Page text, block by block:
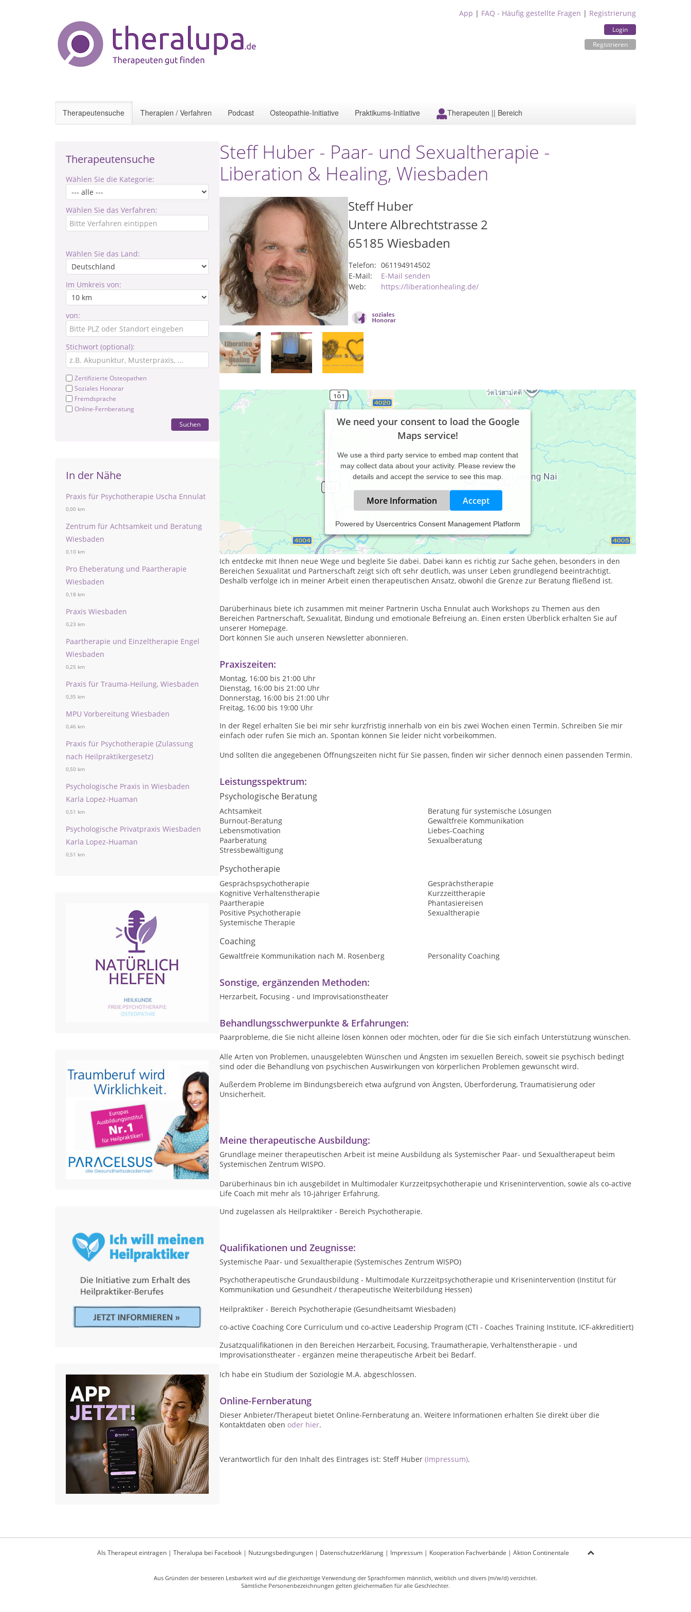
App | FAQ - Häufig gestellte Fragen | Registrierung
Login
Registrieren
Therapeutensuche Therapien / Verfahren Podcast Osteopathie-Initiative Praktikums-Initiative Therapeuten || Bereich
Therapeutensuche
Wählen Sie die Kategorie:
Wählen Sie das Verfahren:
Wählen Sie das Land:
Im Umkreis von:
von:
Stichwort (optional):
Zertifizierte Osteopathen
Soziales Honorar
Fremdsprache
Online-Fernberatung
Suchen
In der Nähe
Praxis für Psychotherapie Uscha Ennulat
0,00 km
Zentrum für Achtsamkeit und Beratung
Wiesbaden
0,10 km
Pro Eheberatung und Paartherapie
Wiesbaden
0,18 km
Praxis Wiesbaden
0,23 km
Paartherapie und Einzeltherapie Engel
Wiesbaden
0,25 km
Praxis für Trauma-Heilung, Wiesbaden
0,35 km
MPU Vorbereitung Wiesbaden
0,46 km
Praxis für Psychotherapie (Zulassung
nach Heilpraktikergesetz)
0,50 km
Psychologische Praxis in Wiesbaden
Karla Lopez-Huaman
0,51 km
Psychologische Privatpraxis Wiesbaden
Karla Lopez-Huaman
0,51 km
Steff Huber - Paar- und Sexualtherapie -
Liberation & Healing, Wiesbaden
Steff Huber
Untere Albrechtstrasse 2
65185 Wiesbaden
Telefon: 061194914502
E-Mail:
E-Mail senden
Web:
https://liberationhealing.de/
We need your consent to load the Google
Maps service!
We use a third party service to embed map content that
may collect data about your activity. Please review the
details and accept the service to see this map.
More Information Accept
Powered by Usercentrics Consent Management Platform
Wenn das Glück aus Ihrem Beziehungs- und Sexualleben verschwunden ist, dann wird es Zeit mit der richtigen
Unterstützung wieder auf die Suche danach zu gehen.
Ich entdecke mit Ihnen neue Wege und begleite Sie dabei. Dabei kann es richtig zur Sache gehen, besonders in den
Bereichen Sexualität und Partnerschaft zeigt sich oft sehr deutlich, was unser Leben grundlegend beeinträchtigt.
Deshalb verfolge ich in meiner Arbeit einen therapeutischen Ansatz, obwohl die Grenze zur Beratung fließend ist.
Darüberhinaus biete ich zusammen mit meiner Partnerin Uscha Ennulat auch Workshops zu Themen aus den
Bereichen Partnerschaft, Sexualität, Bindung und emotionale Befreiung an. Einen ersten Überblick erhalten Sie auf
unserer Homepage.
Dort können Sie auch unseren Newsletter abonnieren.
Praxiszeiten:
Montag, 16:00 bis 21:00 Uhr
Dienstag, 16:00 bis 21:00 Uhr
Donnerstag, 16:00 bis 21:00 Uhr
Freitag, 16:00 bis 19:00 Uhr
In der Regel erhalten Sie bei mir sehr kurzfristig innerhalb von ein bis zwei Wochen einen Termin. Schreiben Sie mir
einfach oder rufen Sie mich an. Spontan können Sie leider nicht vorbeikommen.
Und sollten die angegebenen Öffnungszeiten nicht für Sie passen, finden wir sicher dennoch einen passenden Termin.
Leistungsspektrum:
Psychologische Beratung
Achtsamkeit
Beratung für systemische Lösungen
Burnout-Beratung
Gewaltfreie Kommunikation
Lebensmotivation
Liebes-Coaching
Paarberatung
Sexualberatung
Stressbewältigung
Psychotherapie
Gesprächspsychotherapie
Gesprächstherapie
Kognitive Verhaltenstherapie
Kurzzeittherapie
Paartherapie
Phantasiereisen
Positive Psychotherapie
Sexualtherapie
Systemische Therapie
Coaching
Gewaltfreie Kommunikation nach M. Rosenberg Personality Coaching
Sonstige, ergänzenden Methoden:
Herzarbeit, Focusing - und Improvisationstheater
Behandlungsschwerpunkte & Erfahrungen:
Paarprobleme, die Sie nicht alleine lösen können oder möchten, oder für die Sie sich einfach Unterstützung wünschen.
Alle Arten von Problemen, unausgelebten Wünschen und Ängsten im sexuellen Bereich, soweit sie psychisch bedingt
sind oder die Behandlung von psychischen Auswirkungen von körperlichen Problemen gewünscht wird.
Außerdem Probleme im Bindungsbereich etwa aufgrund von Ängsten, Überforderung, Traumatisierung oder
Unsicherheit.
Meine therapeutische Ausbildung:
Grundlage meiner therapeutischen Arbeit ist meine Ausbildung als Systemischer Paar- und Sexualtherapeut beim
Systemischen Zentrum WISPO.
Darüberhinaus bin ich ausgebildet in Multimodaler Kurzzeitpsychotherapie und Krisenintervention, sowie als co-active
Life Coach mit mehr als 10-jähriger Erfahrung.
Und zugelassen als Heilpraktiker - Bereich Psychotherapie.
Qualifikationen und Zeugnisse:
Systemische Paar- und Sexualtherapie (Systemisches Zentrum WISPO)
Psychotherapeutische Grundausbildung - Multimodale Kurzzeitpsychotherapie und Krisenintervention (Institut für
Kommunikation und Gesundheit / therapeutische Weiterbildung Hessen)
Heilpraktiker - Bereich Psychotherapie (Gesundheitsamt Wiesbaden)
co-active Coaching Core Curriculum und co-active Leadership Program (CTI - Coaches Training Institute, ICF-akkreditiert)
Zusatzqualifikationen in den Bereichen Herzarbeit, Focusing, Traumatherapie, Verhaltenstherapie - und
Improvisationstheater - ergänzen meine therapeutische Arbeit bei Bedarf.
Ich habe ein Studium der Soziologie M.A. abgeschlossen.
Online-Fernberatung
Dieser Anbieter/Therapeut bietet Online-Fernberatung an. Weitere Informationen erhalten Sie direkt über die
Kontaktdaten oben oder hier.
Verantwortlich für den Inhalt des Eintrages ist: Steff Huber (Impressum).
Als Therapeut eintragen| Theralupa bei Facebook| Nutzungsbedingungen| Datenschutzerklärung| Impressum| Kooperation Fachverbände | Aktion Continentale
Aus Gründen der besseren Lesbarkeit wird auf die gleichzeitige Verwendung der Sprachformen männlich, weiblich und divers (m/w/d) verzichtet.
Sämtliche Personenbezeichnungen gelten gleichermaßen für alle Geschlechter.